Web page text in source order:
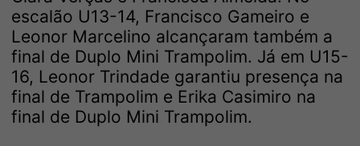
escalão U13-14, Francisco Gameiro e
Leonor Marcelino alcançaram também a
final de Duplo Mini Trampolim. Já em U15-
16, Leonor Trindade garantiu presença na
final de Trampolim e Erika Casimiro na
final de Duplo Mini Trampolim.